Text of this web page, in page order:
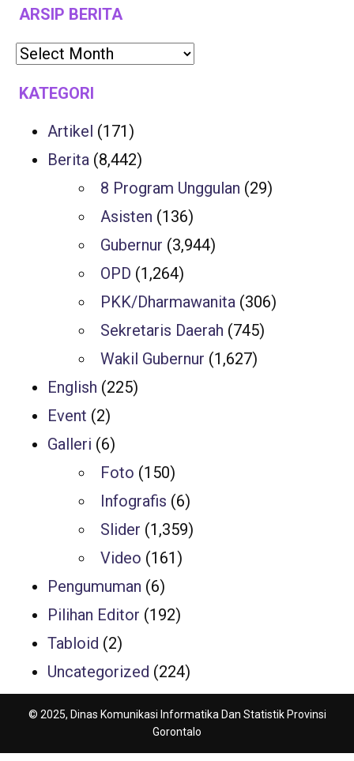
ARSIP BERITA
KATEGORI
Artikel (171)
Berita (8,442)
8 Program Unggulan (29)
Asisten (136)
Gubernur (3,944)
OPD (1,264)
PKK/Dharmawanita (306)
Sekretaris Daerah (745)
Wakil Gubernur (1,627)
English (225)
Event (2)
Galleri (6)
Foto (150)
Infografis (6)
Slider (1,359)
Video (161)
Pengumuman (6)
Pilihan Editor (192)
Tabloid (2)
Uncategorized (224)
© 2025, Dinas Komunikasi Informatika Dan Statistik Provinsi
Gorontalo